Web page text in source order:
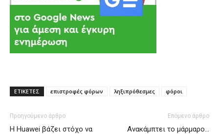
ΕΤΙΚΕΤΕΣ επιστροφές φόρων ληξιπρόθεσμες φόροι
Προηγούμενο άρθρο
Η Huawei βάζει στόχο να
Επόμενο άρθρο
Ανακάμπτει το μάρμαρο…